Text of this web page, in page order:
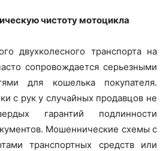
чистоту мотоцикла
двухколесного транспорта на
сопровождается серьезными
для кошелька покупателя.
с рук у случайных продавцов не
гарантий подлинности
Мошеннические схемы с
транспортных средств или